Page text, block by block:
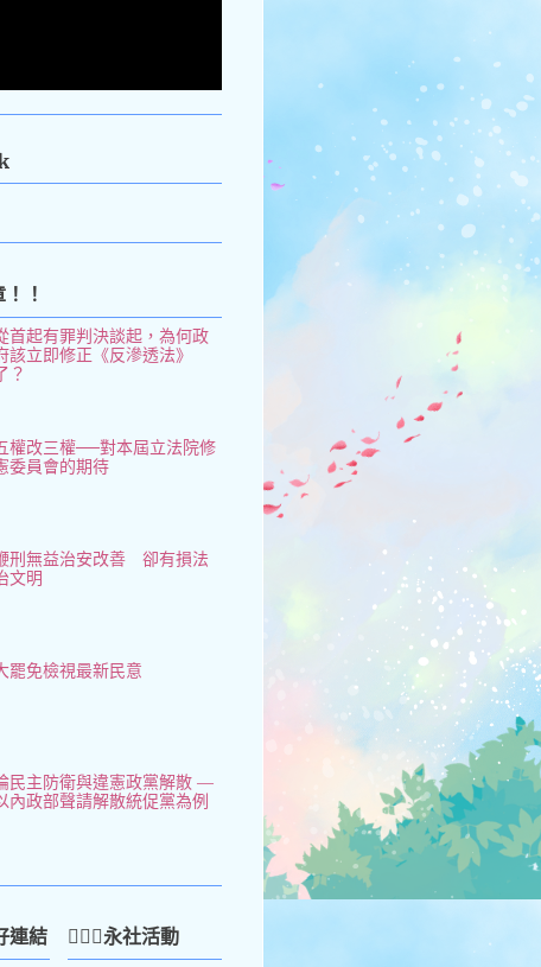
！
首起有罪判決談起，為何政
該立即修正《反滲透法》
？
權改三權──對本屆立法院修
委員會的期待
刑無益治安改善 卻有損法
文明
罷免檢視最新民意
民主防衛與違憲政黨解散 —
內政部聲請解散統促黨為例
連結 🧚🏻‍♀️永社活動